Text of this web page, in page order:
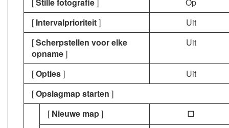
[ Intervalprioriteit]
Uit
[Scherpstellen voor elke
opname]
Uit
[Opties]
Uit
[Opslagmap starten ]
[ Nieuwe map] U